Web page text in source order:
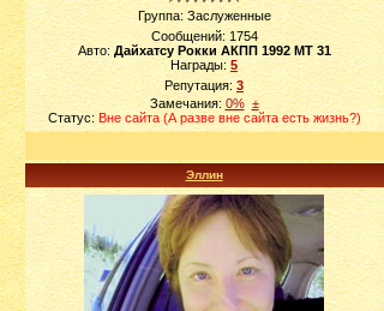
Группа: Заслуженные
Сообщений: 1754
Авто: Дайхатсу Рокки АКПП 1992 МТ 31
Награды: 5
Репутация: 3
Замечания: 0% ±
Статус: Вне сайта (А разве вне сайта есть жизнь?)
Эллин